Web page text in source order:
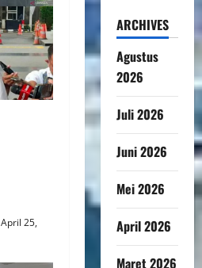
April 25,
ARCHIVES
Agustus
2026
Juli 2026
Juni 2026
Mei 2026
April 2026
Maret 2026